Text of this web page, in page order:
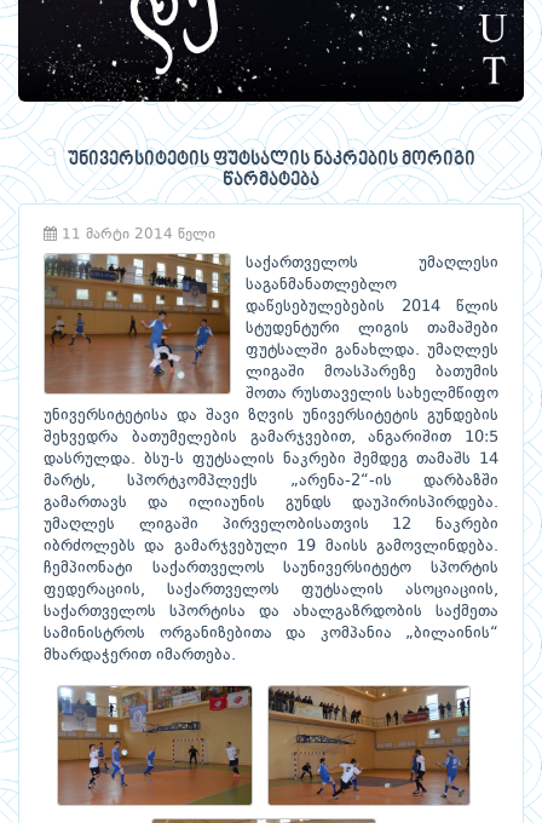
უნივერსიტეტის ფუტსალის ნაკრების მორიგი
წარმატება
11 მარტი 2014 წელი
საქართველოს უმაღლესი
საგანმანათლებლო
დაწესებულებების 2014 წლის
სტუდენტური ლიგის თამაშები
ფუტსალში განახლდა. უმაღლეს
ლიგაში მოასპარეზე ბათუმის
შოთა რუსთაველის სახელმწიფო
უნივერსიტეტისა და შავი ზღვის უნივერსიტეტის გუნდების
შეხვედრა ბათუმელების გამარჯვებით, ანგარიშით 10:5
დასრულდა. ბსუ-ს ფუტსალის ნაკრები შემდეგ თამაშს 14
მარტს, სპორტკომპლექს „არენა-2“-ის დარბაზში
გამართავს და ილიაუნის გუნდს დაუპირისპირდება.
უმაღლეს ლიგაში პირველობისათვის 12 ნაკრები
იბრძოლებს და გამარჯვებული 19 მაისს გამოვლინდება.
ჩემპიონატი საქართველოს საუნივერსიტეტო სპორტის
ფედერაციის, საქართველოს ფუტსალის ასოციაციის,
საქართველოს სპორტისა და ახალგაზრდობის საქმეთა
სამინისტროს ორგანიზებითა და კომპანია „ბილაინის“
მხარდაჭერით იმართება.